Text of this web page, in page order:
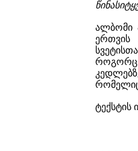
ალბომი
ერთვის
როგორც
რომელიც
ტექსტის